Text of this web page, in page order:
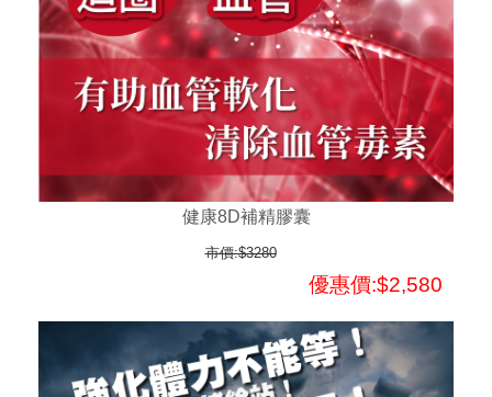
健康8D補精膠囊
市價:$3280
優惠價:$2,580